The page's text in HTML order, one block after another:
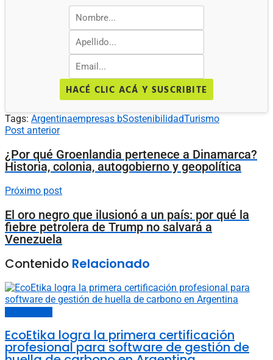
HACÉ CLIC ACÁ Y SUSCRIBITE
Tags: Argentinaempresas bSostenibilidadTurismo
Post anterior
¿Por qué Groenlandia pertenece a Dinamarca?
Historia, colonia, autogobierno y geopolítica
Próximo post
El oro negro que ilusionó a un país: por qué la
fiebre petrolera de Trump no salvará a
Venezuela
Contenido Relacionado
EcoEtika logra la primera certificación
profesional para software de gestión de